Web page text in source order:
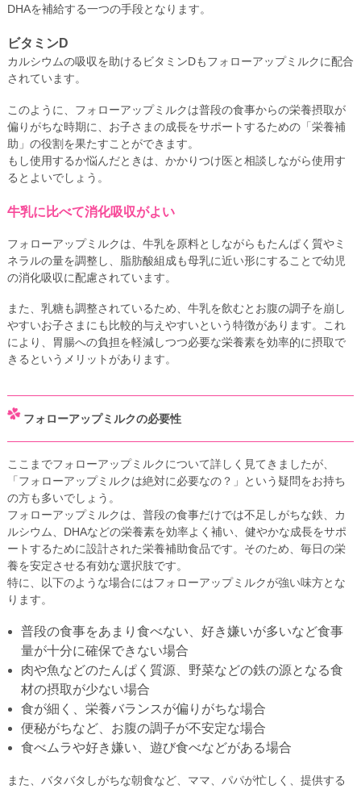
DHAを補給する一つの手段となります。
ビタミンD
カルシウムの吸収を助けるビタミンDもフォローアップミルクに配合
されています。
このように、フォローアップミルクは普段の食事からの栄養摂取が
偏りがちな時期に、お子さまの成長をサポートするための「栄養補
助」の役割を果たすことができます。
もし使用するか悩んだときは、かかりつけ医と相談しながら使用す
るとよいでしょう。
牛乳に比べて消化吸収がよい
フォローアップミルクは、牛乳を原料としながらもたんぱく質やミ
ネラルの量を調整し、脂肪酸組成も母乳に近い形にすることで幼児
の消化吸収に配慮されています。
また、乳糖も調整されているため、牛乳を飲むとお腹の調子を崩し
やすいお子さまにも比較的与えやすいという特徴があります。これ
により、胃腸への負担を軽減しつつ必要な栄養素を効率的に摂取で
きるというメリットがあります。
フォローアップミルクの必要性
ここまでフォローアップミルクについて詳しく見てきましたが、
「フォローアップミルクは絶対に必要なの？」という疑問をお持ち
の方も多いでしょう。
フォローアップミルクは、普段の食事だけでは不足しがちな鉄、カ
ルシウム、DHAなどの栄養素を効率よく補い、健やかな成長をサポ
ートするために設計された栄養補助食品です。そのため、毎日の栄
養を安定させる有効な選択肢です。
特に、以下のような場合にはフォローアップミルクが強い味方とな
ります。
普段の食事をあまり食べない、好き嫌いが多いなど食事
量が十分に確保できない場合
肉や魚などのたんぱく質源、野菜などの鉄の源となる食
材の摂取が少ない場合
食が細く、栄養バランスが偏りがちな場合
便秘がちなど、お腹の調子が不安定な場合
食べムラや好き嫌い、遊び食べなどがある場合
また、バタバタしがちな朝食など、ママ、パパが忙しく、提供する